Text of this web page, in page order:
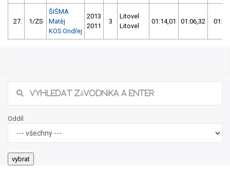
27. 1/ZS
ŠIŠMA
Matěj
KOS Ondřej
2013
2011
3
Litovel
Litovel
01:14,01 01:06,32
Oddíl